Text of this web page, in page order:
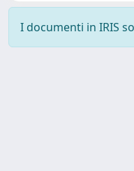
I documenti in IRIS